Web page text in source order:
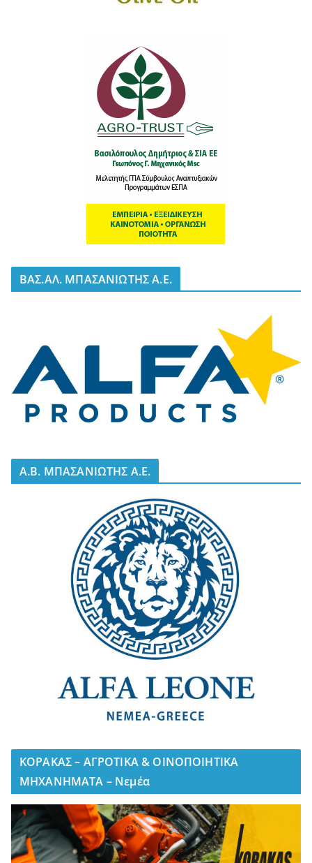
BΑΣ.ΑΛ. ΜΠΑΣΑΝΙΩΤΗΣ Α.Ε.
A.B. ΜΠΑΣΑΝΙΩΤΗΣ Α.Ε.
ΚΟΡΑΚΑΣ – ΑΓΡΟΤΙΚΑ & ΟΙΝΟΠΟΙΗΤΙΚΑ
ΜΗΧΑΝΗΜΑΤΑ – Νεμέα